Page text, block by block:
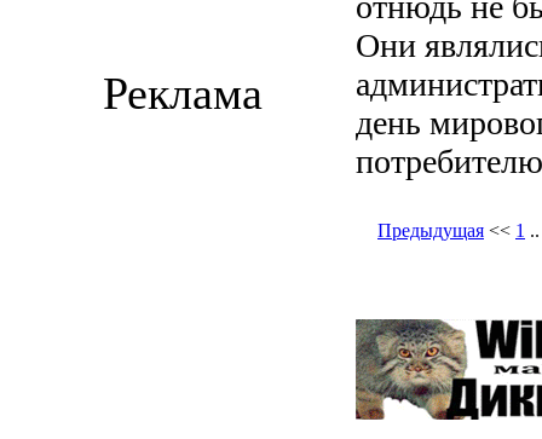
Они
день
Предыдущая << 1
Реклама